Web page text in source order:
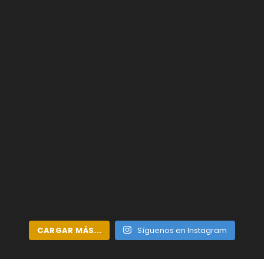
CARGAR MÁS... Síguenos en Instagram